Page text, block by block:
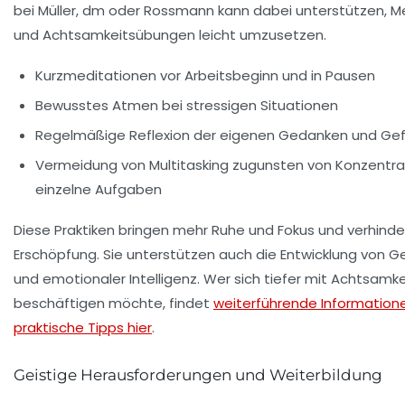
bei Müller, dm oder Rossmann kann dabei unterstützen,
und Achtsamkeitsübungen leicht umzusetzen.
Kurzmeditationen vor Arbeitsbeginn und in Pausen
Bewusstes Atmen bei stressigen Situationen
Regelmäßige Reflexion der eigenen Gedanken und
Vermeidung von Multitasking zugunsten von
einzelne Aufgaben
Diese Praktiken bringen mehr Ruhe und Fokus und
Erschöpfung. Sie unterstützen auch die Entwicklung von
und emotionaler Intelligenz. Wer sich tiefer mit
beschäftigen möchte, findet weiterführende
praktische Tipps hier.
Geistige Herausforderungen und Weiterbildung